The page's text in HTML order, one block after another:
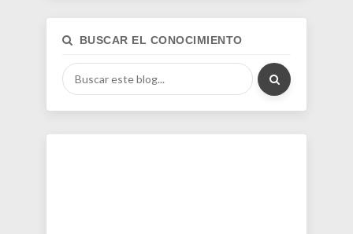
BUSCAR EL CONOCIMIENTO